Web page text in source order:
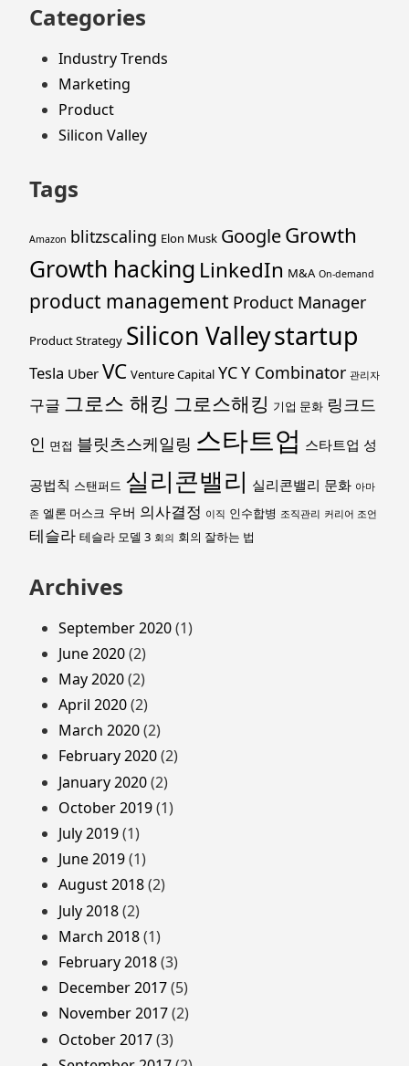
Categories
Industry Trends
Marketing
Product
Silicon Valley
Tags
Amazon blitzscaling Elon Musk GoogleGrowth
Growth hacking LinkedIn M&A On-demand
product management Product Manager
Product Strategy Silicon Valleystartup
Tesla Uber VC Venture Capital YCY Combinator 관리자
구글 그로스 해킹 그로스해킹 기업 문화 링크드
인 면접 블릿츠스케일링 스타트업 스타트업 성
공법칙 스탠퍼드 실리콘밸리 실리콘밸리 문화 아마
존 엘론 머스크 우버 의사결정 이직 인수합병 조직관리 커리어 조언
테슬라 테슬라 모델 3 회의 회의 잘하는 법
Archives
September 2020(1)
June 2020(2)
May 2020(2)
April 2020(2)
March 2020(2)
February 2020(2)
January 2020(2)
October 2019(1)
July 2019(1)
June 2019(1)
August 2018(2)
July 2018(2)
March 2018(1)
February 2018(3)
December 2017(5)
November 2017(2)
October 2017(3)